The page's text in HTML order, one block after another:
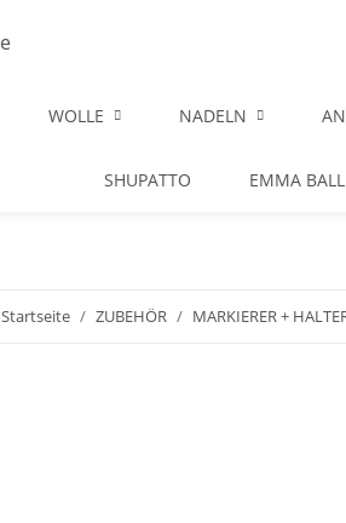
WOLLE NADELN
SHUPATTO EMMA BALL
Startseite ZUBEHÖR MARKIERER +